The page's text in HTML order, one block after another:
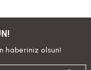
haberiniz olsun!